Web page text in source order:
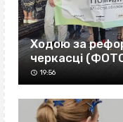
Ходою за
черкасці
19:56